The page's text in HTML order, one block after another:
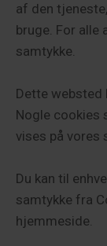
af den
bruge. For alle
samtykke.
Dette websted
Nogle
vises på vores
Du kan til
samtykke fra
hjemmeside.